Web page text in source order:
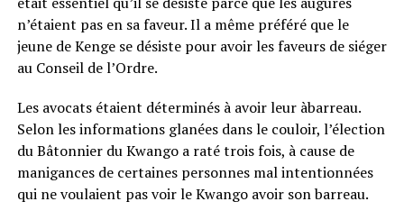
n’étaient pas en sa faveur. Il a même préféré que le
jeune de Kenge se désiste pour avoir les faveurs de siéger
au Conseil de l’Ordre.
Les avocats étaient déterminés à avoir leur àbarreau.
Selon les informations glanées dans le couloir, l’élection
du Bâtonnier du Kwango a raté trois fois, à cause de
manigances de certaines personnes mal intentionnées
qui ne voulaient pas voir le Kwango avoir son barreau.